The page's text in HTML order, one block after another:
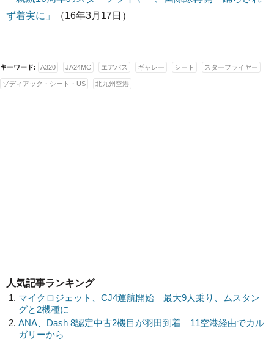
ず着実に」
（16年3月17日）
キーワード: A320 JA24MC エアバス ギャレー シート スターフライヤー
ゾディアック・シート・US 北九州空港
人気記事ランキング
マイクロジェット、CJ4運航開始 最大9人乗り、ムスタン
グと2機種に
ANA、Dash 8認定中古2機目が羽田到着 11空港経由でカル
ガリーから